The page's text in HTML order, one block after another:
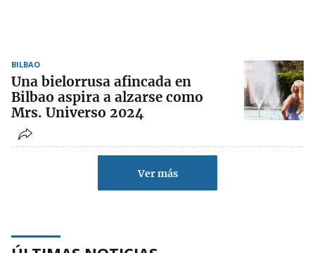
BILBAO
Una bielorrusa afincada en
Bilbao aspira a alzarse como
Mrs. Universo 2024
Ver más